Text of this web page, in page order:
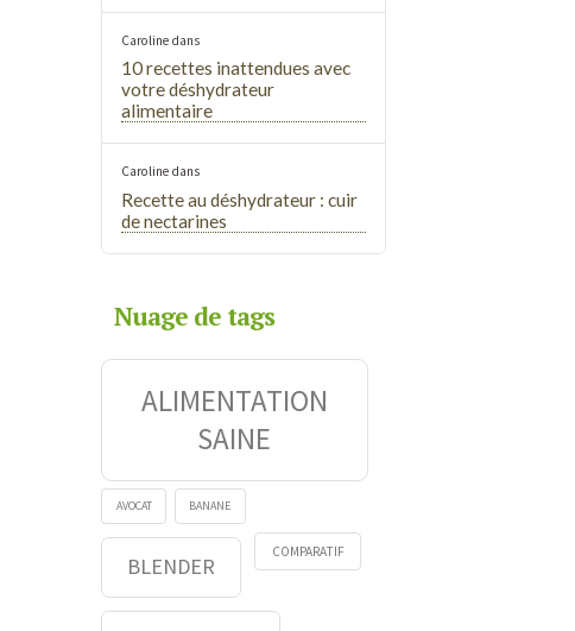
Caroline dans
10 recettes inattendues avec
votre déshydrateur
alimentaire
Caroline dans
Recette au déshydrateur : cuir
de nectarines
Nuage de tags
ALIMENTATION
SAINE
AVOCAT BANANE
BLENDER
COMPARATIF